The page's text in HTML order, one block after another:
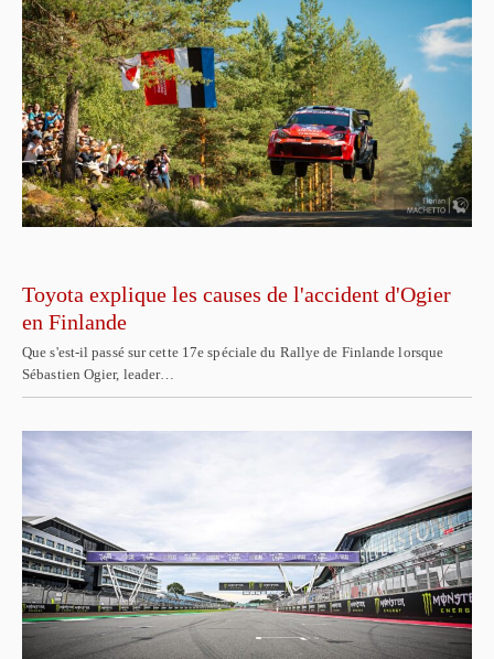
Toyota explique les causes de l'accident d'Ogier
en Finlande
Que s'est-il passé sur cette 17e spéciale du Rallye de Finlande lorsque
Sébastien Ogier, leader…